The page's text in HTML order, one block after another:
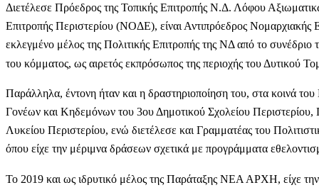
Διετέλεσε Πρόεδρος της Τοπικής Επιτροπής Ν.Δ. Λόφου
Επιτροπής Περιστερίου (ΝΟΔΕ), είναι Αντιπρόεδρος
εκλεγμένο μέλος της Πολιτικής Επιτροπής της ΝΔ από το συνέδριο
του κόμματος, ως αιρετός εκπρόσωπος της περιοχής του Δυτικού
Παράλληλα, έντονη ήταν και η δραστηριοποίηση του, στα κοινά
Γονέων και Κηδεμόνων του 3ου Δημοτικού Σχολείου
Λυκείου Περιστερίου, ενώ διετέλεσε και Γραμματέας του
όπου είχε την μέριμνα δράσεων σχετικά με προγράμματα
Το 2019 και ως ιδρυτικό μέλος της Παράταξης ΝΕΑ ΑΡΧΗ, είχε την